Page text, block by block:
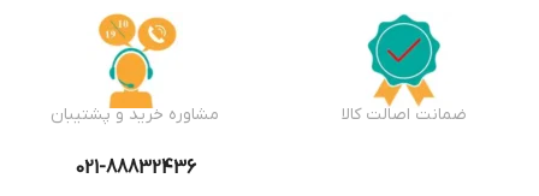
ضمانت اصالت کالا مشاوره خرید و پشتیبان
021-88832436